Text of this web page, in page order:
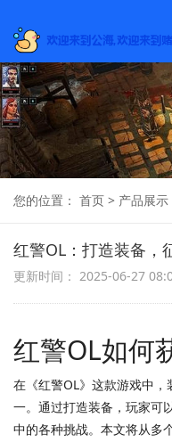
您的位置： 首页 > 产品展示
红警OL：打造装备，
更新时间： 2025-06-27
红警OL如何
在《红警OL》这款游戏中
一。通过打造装备，玩家可
中的各种挑战。本文将从多